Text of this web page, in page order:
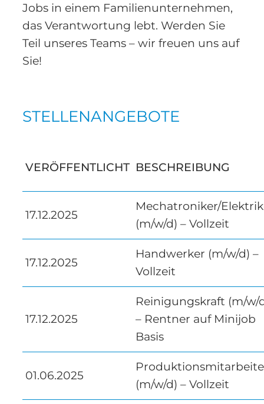
Jobs in einem Familienunternehmen,
das Verantwortung lebt. Werden Sie
Teil unseres Teams – wir freuen uns auf
Sie!
STELLENANGEBOTE
VERÖFFENTLICHT BESCHREIBUNG
17.12.2025
Mechatroniker/
(m/w/d) – Vollzeit
17.12.2025
Handwerker (m/w/d) –
Vollzeit
17.12.2025
Reinigungskraft (m/w/
– Rentner auf Minijob
Basis
01.06.2025
(m/w/d) – Vollzeit